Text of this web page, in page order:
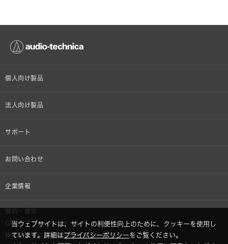
個人向け製品
オンラインストア限定
車載製品
法人向け製品
設備音響機器
半導体レーザー応用製品
サポート
個人向け製品サポート
お問い合わせ
その他、メディア 取材関連等のお問い合わせ
企業情報
株式会社オーディオテクニカ
採用情報
規約・規定
GDPRプライバシーポリシー
特定商取引に関する法律に基づく表示
当ウェブサイトは、サイトの利便性向上のために、クッキーを使用し
ています。詳細はプライバシーポリシーをご覧ください。